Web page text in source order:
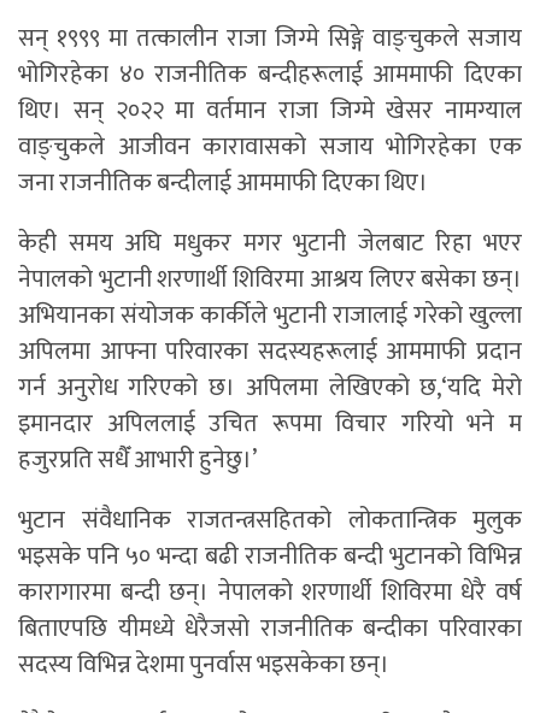
सन् १९९९ मा तत्कालीन राजा जिग्मे सिङ्गे वाङ्चुकले सजाय
भोगिरहेका ४० राजनीतिक बन्दीहरूलाई आममाफी दिएका
थिए। सन् २०२२ मा वर्तमान राजा जिग्मे खेसर नामग्याल
वाङ्चुकले आजीवन कारावासको सजाय भोगिरहेका एक
जना राजनीतिक बन्दीलाई आममाफी दिएका थिए।
केही समय अघि मधुकर मगर भुटानी जेलबाट रिहा भएर
नेपालको भुटानी शरणार्थी शिविरमा आश्रय लिएर बसेका छन्।
अभियानका संयोजक कार्कीले भुटानी राजालाई गरेको खुल्ला
अपिलमा आफ्ना परिवारका सदस्यहरूलाई आममाफी प्रदान
गर्न अनुरोध गरिएको छ। अपिलमा लेखिएको छ,‘यदि मेरो
इमानदार अपिललाई उचित रूपमा विचार गरियो भने म
हजुरप्रति सधैँ आभारी हुनेछु।’
भुटान संवैधानिक राजतन्त्रसहितको लोकतान्त्रिक मुलुक
भइसके पनि ५० भन्दा बढी राजनीतिक बन्दी भुटानको विभिन्न
कारागारमा बन्दी छन्। नेपालको शरणार्थी शिविरमा धेरै वर्ष
बिताएपछि यीमध्ये धेरैजसो राजनीतिक बन्दीका परिवारका
सदस्य विभिन्न देशमा पुनर्वास भइसकेका छन्।